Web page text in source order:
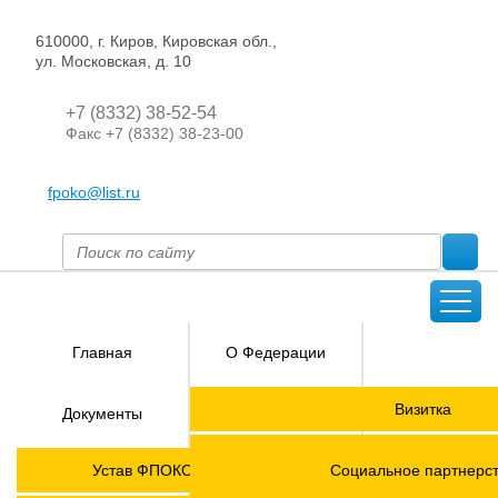
610000, г. Киров, Кировская обл.,
ул. Московская, д. 10
+7 (8332) 38-52-54
Факс +7 (8332) 38-23-00
fpoko@list.ru
Главная О Федерации
Визитка
Документы
Устав ФПОКО с изменениями от 2026 года
Социальное
Членские